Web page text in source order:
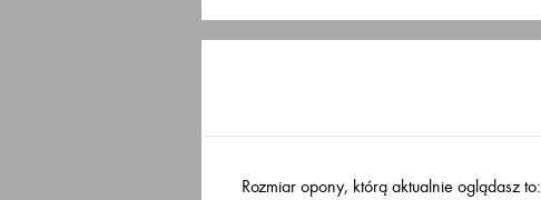
Rozmiar opony, którą aktualnie oglądasz to: